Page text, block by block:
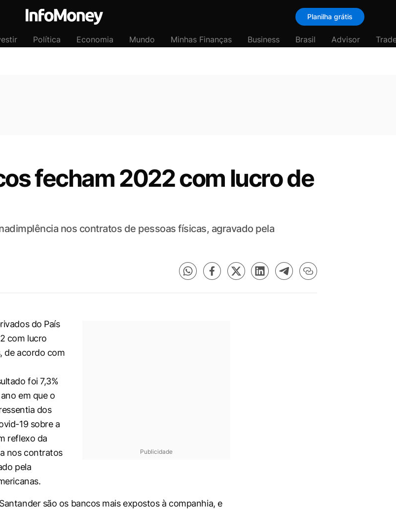
Planilha grátis
Política Economia Mundo Minhas Finanças Business Brasil Advisor
fecham 2022 com lucro de
nos contratos de pessoas físicas, agravado pela
Publicidade
do País
com lucro
de acordo com
foi 7,3%
em que o
dos
19 sobre a
reflexo da
nos contratos
pela
são os bancos mais expostos à companhia, e